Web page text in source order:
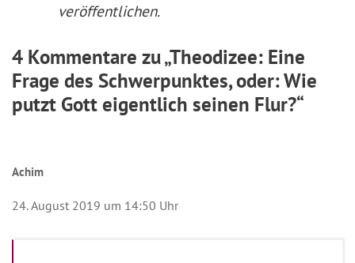
veröffentlichen.
4 Kommentare zu „Theodizee: Eine
Frage des Schwerpunktes, oder: Wie
putzt Gott eigentlich seinen Flur?“
Achim
24. August 2019 um 14:50 Uhr